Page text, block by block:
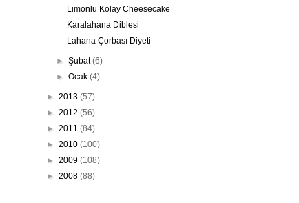
Limonlu Kolay Cheesecake
Karalahana Diblesi
Lahana Çorbası Diyeti
►Şubat(6)
►Ocak(4)
► 2013 (57)
► 2012 (56)
► 2011 (84)
► 2010 (100)
► 2009 (108)
► 2008 (88)